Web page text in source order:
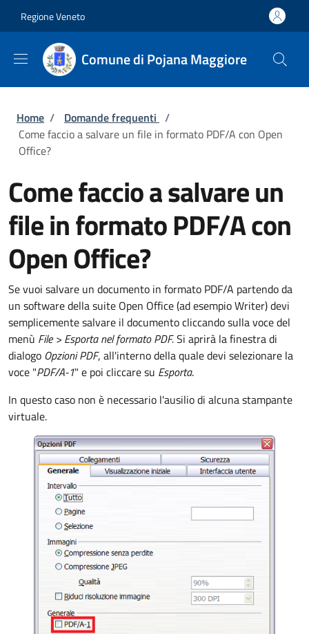
Regione Veneto
Comune di Pojana Maggiore
Briciole di pane
Home / Domande frequenti /
Come faccio a salvare un file in formato PDF/A con Open
Office?
Come faccio a salvare un
file in formato PDF/A con
Open Office?
Se vuoi salvare un documento in formato PDF/A partendo da
un software della suite Open Office (ad esempio Writer) devi
semplicemente salvare il documento cliccando sulla voce del
menù File > Esporta nel formato PDF.Si aprirà la finestra di
dialogo Opzioni PDF, all'interno della quale devi selezionare la
voce "PDF/A-1" e poi cliccare su Esporta.
In questo caso non è necessario l'ausilio di alcuna stampante
virtuale.